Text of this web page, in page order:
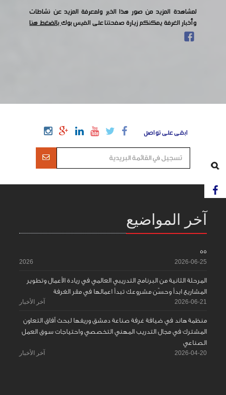
لمشاهدة المزيد من صور هذا الخبر ولمعرفة المزيد عن نشاطات
وأخبار الغرفة يمكنكم زيارة صفحتنا على الفيس بوكبالضغط هنا
ابقى على تواصل
آخر المواضيع
55
2026-06-25
2026
المرحلة الثانية من البرنامج التدريبي العالمي في ريادة الأعمال وتطوير
المشاريع ابدأ وحسّن مشروعك تبدأ اعمالها في مقر الغرفة
2026-06-21 آخر الأخبار
منظمة هاند في ضيافة غرفة صناعة دمشق وريفها لبحث آفاق التعاون
المشترك في مجال التدريب المهني التخصصي واحتياجات سوق العمل
الصناعي
2026-04-20 آخر الأخبار